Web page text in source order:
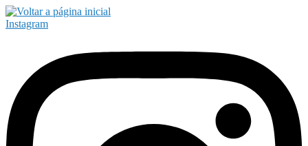
Instagram